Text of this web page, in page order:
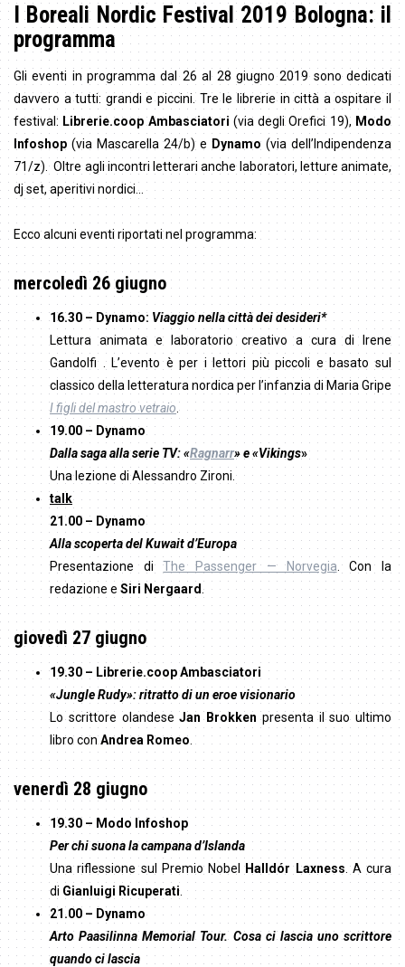
I Boreali Nordic Festival 2019 Bologna: il
programma
Gli eventi in programma dal 26 al 28 giugno 2019 sono dedicati
davvero a tutti: grandi e piccini. Tre le librerie in città a ospitare il
festival: Librerie.coop Ambasciatori (via degli Orefici 19), Modo
Infoshop (via Mascarella 24/b) e Dynamo (via dell’Indipendenza
71/z). Oltre agli incontri letterari anche laboratori, letture animate,
dj set, aperitivi nordici…
Ecco alcuni eventi riportati nel programma:
mercoledì 26 giugno
16.30 – Dynamo: Viaggio nella città dei desideri*
Lettura animata e laboratorio creativo a cura di Irene
Gandolfi . L’evento è per i lettori più piccoli e basato sul
classico della letteratura nordica per l’infanzia di Maria Gripe
I figli del mastro vetraio
19.00 – Dynamo
Dalla saga alla serie TV:«Ragnarr»e «Vikings»
Una lezione di Alessandro Zironi.
talk
21.00 – Dynamo
Alla scoperta del Kuwait d’Europa
Presentazione diThe Passenger — Norvegia . Con la
redazione e Siri Nergaard .
giovedì 27 giugno
19.30 – Librerie.coop Ambasciatori
«Jungle Rudy»: ritratto di un eroe visionario
Lo scrittore olandeseJan Brokken presenta il suo ultimo
libro conAndrea Romeo
venerdì 28 giugno
19.30 – Modo Infoshop
Per chi suona la campana d’Islanda
Una riflessione sul Premio NobelHalldór Laxness . A cura
di Gianluigi Ricuperati
21.00 – Dynamo
Arto Paasilinna Memorial Tour. Cosa ci lascia uno scrittore
quando ci lascia